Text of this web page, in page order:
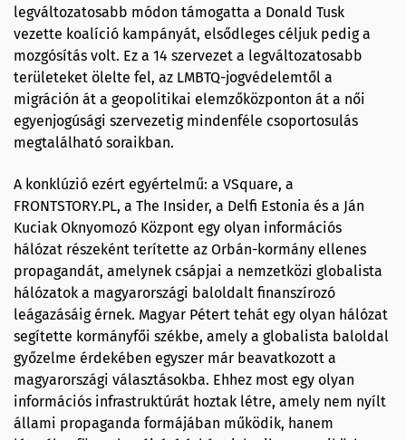
legváltozatosabb módon támogatta a Donald Tusk
vezette koalíció kampányát, elsődleges céljuk pedig a
mozgósítás volt. Ez a 14 szervezet a legváltozatosabb
területeket ölelte fel, az LMBTQ-jogvédelemtől a
migráción át a geopolitikai elemzőközponton át a női
egyenjogúsági szervezetig mindenféle csoportosulás
megtalálható soraikban.
A konklúzió ezért egyértelmű: a VSquare, a
FRONTSTORY.PL, a The Insider, a Delfi Estonia és a Ján
Kuciak Oknyomozó Központ egy olyan információs
hálózat részeként terítette az Orbán-kormány ellenes
propagandát, amelynek csápjai a nemzetközi globalista
hálózatok a magyarországi baloldalt finanszírozó
leágazásáig érnek. Magyar Pétert tehát egy olyan hálózat
segítette kormányfői székbe, amely a globalista baloldal
győzelme érdekében egyszer már beavatkozott a
magyarországi választásokba. Ehhez most egy olyan
információs infrastruktúrát hoztak létre, amely nem nyílt
állami propaganda formájában működik, hanem